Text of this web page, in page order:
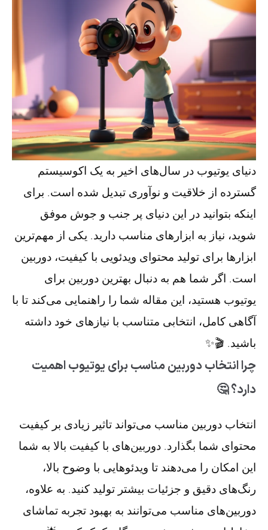
دنیای یوتیوب در سال‌های اخیر به یک اکوسیستم
گسترده از خلاقیت و نوآوری تبدیل شده است. برای
اینکه بتوانید در این دنیای پر جنب و جوش موفق
شوید، نیاز به ابزارهای مناسب دارید. یکی از مهم‌ترین
ابزارها برای تولید محتوای ویدئویی با کیفیت، دوربین
است. اگر شما هم به دنبال بهترین دوربین برای
یوتیوب هستید، این مقاله شما را راهنمایی می‌کند تا با
آگاهی کامل، انتخابی متناسب با نیازهای خود داشته
باشید. 🎬✨
چرا انتخاب دوربین مناسب برای یوتیوب اهمیت
دارد؟ 🤔
انتخاب دوربین مناسب می‌تواند تاثیر زیادی بر کیفیت
محتوای شما بگذارد. دوربین‌های با کیفیت بالا به شما
این امکان را می‌دهند تا ویدئوهایی با وضوح بالا،
رنگ‌های دقیق و جزئیات بیشتر تولید کنید. به علاوه،
دوربین‌های مناسب می‌توانند به بهبود تجربه تماشای